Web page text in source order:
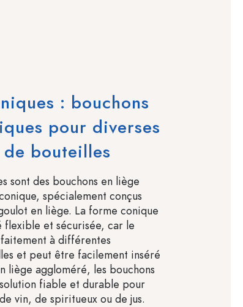
: bouchons
pour diverses
bouteilles
sont des bouchons en liège
spécialement conçus
en liège. La forme conique
flexible et sécurisée, car le
à différentes
et peut être facilement inséré
liège aggloméré, les bouchons
fiable et durable pour
vin, de spiritueux ou de jus.